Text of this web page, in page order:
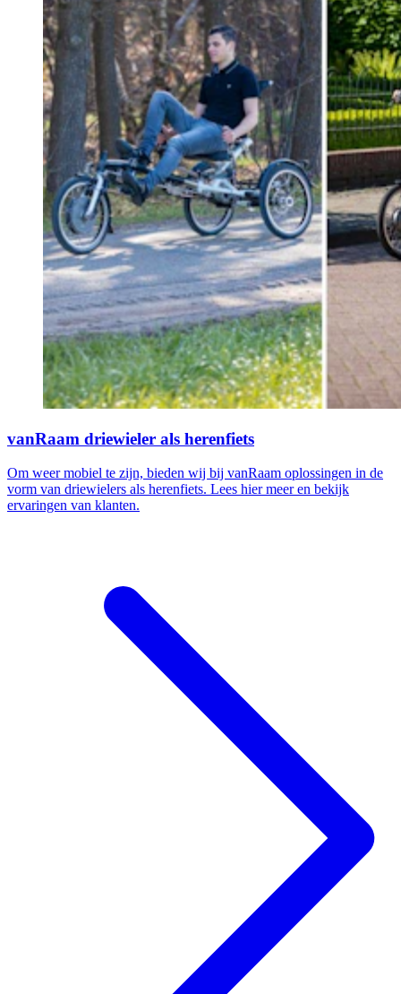
vanRaam driewieler als herenfiets
Om weer mobiel te zijn, bieden wij bij vanRaam oplossingen in de
vorm van driewielers als herenfiets. Lees hier meer en bekijk
ervaringen van klanten.